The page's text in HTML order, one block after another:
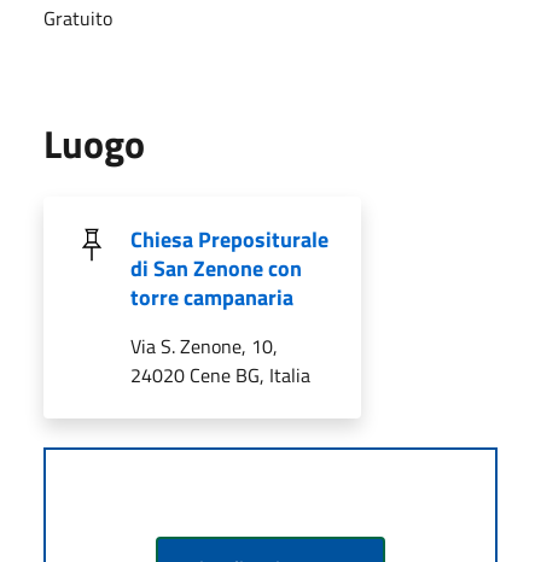
Gratuito
Luogo
Chiesa Prepositurale
di San Zenone con
torre campanaria
Via S. Zenone, 10,
24020 Cene BG, Italia